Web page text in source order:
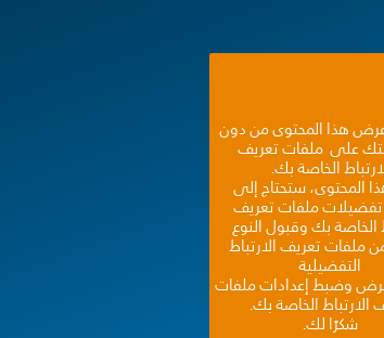
عرض هذا المحتوى من دون
على ملفات تعريف
الخاصة بك.
المحتوى، ستحتاج إلى
ملفات تعريف
الخاصة بك وقبول النوع
ملفات تعريف الارتباط
التفضيلية
وضبط إعدادات ملفات
الارتباط الخاصة بك.
شكرًا لك.